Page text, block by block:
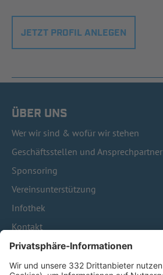
JETZT PROFIL ANLEGEN
ÜBER UNS
Wer wir sind & wofür wir stehen
Geschäftsstellen und Ansprechpartner
Sponsoring
Vereinsunterstützung
Infothek
Kontakt
HÄUFIG BESUCHTE SEITEN